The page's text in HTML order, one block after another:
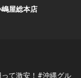
屋総本店
て激安！#沖縄グル